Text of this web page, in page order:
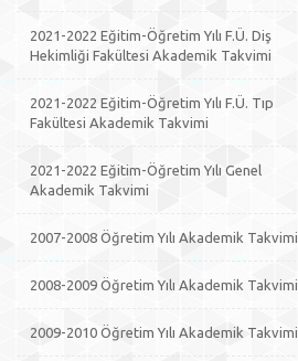
2021-2022 Eğitim-Öğretim Yılı F.Ü. Diş
Hekimliği Fakültesi Akademik Takvimi
2021-2022 Eğitim-Öğretim Yılı F.Ü. Tıp
Fakültesi Akademik Takvimi
2021-2022 Eğitim-Öğretim Yılı Genel
Akademik Takvimi
2007-2008 Öğretim Yılı Akademik Takvimi
2008-2009 Öğretim Yılı Akademik Takvimi
2009-2010 Öğretim Yılı Akademik Takvimi